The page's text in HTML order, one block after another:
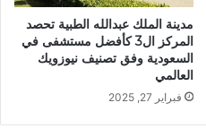
مدينة الملك عبدالله الطبية تحصد
المركز ال3 كأفضل مستشفى في
السعودية وفق تصنيف نيوزويك
العالمي
فبراير 27, 2025